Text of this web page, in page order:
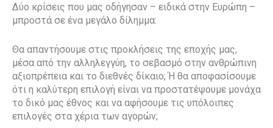
Δύο κρίσεις που μας οδήγησαν – ειδικά στην Ευρώπη –
μπροστά σε ένα μεγάλο δίλημμα:
Θα απαντήσουμε στις προκλήσεις της εποχής μας,
μέσα από την αλληλεγγύη, το σεβασμό στην ανθρώπινη
αξιοπρέπεια και το διεθνές δίκαιο; Ή θα αποφασίσουμε
ότι η καλύτερη επιλογή είναι να προστατέψουμε μονάχα
το δικό μας έθνος και να αφήσουμε τις υπόλοιπες
επιλογές στα χέρια των αγορών;